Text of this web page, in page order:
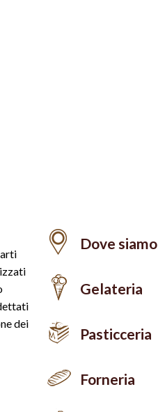
dei
Dove siamo
Gelateria
Pasticceria
Forneria